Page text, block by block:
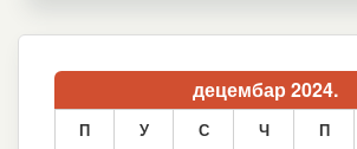
децембар 2024.
П У С Ч П